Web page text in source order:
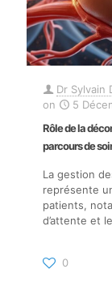
Dr Sylvain
on
5
Rôle de la
parcours de
La gestion
représente
patients,
d’attente et
0